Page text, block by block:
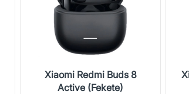
Xiaomi Redmi Buds 8
Active (Fekete)